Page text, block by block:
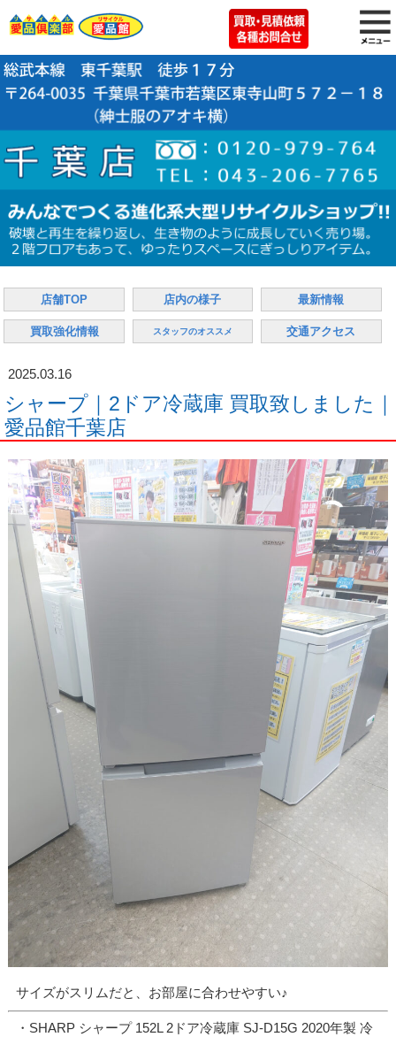
店舗TOP 店内の様子 最新情報
買取強化情報 スタッフのオススメ 交通アクセス
2025.03.16
シャープ｜2ドア冷蔵庫 買取致しました｜
愛品館千葉店
サイズがスリムだと、お部屋に合わせやすい♪
・SHARP シャープ 152L 2ドア冷蔵庫 SJ-D15G 2020年製 冷